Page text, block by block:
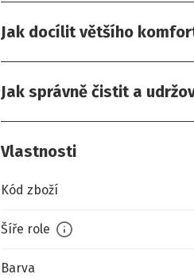
Jak docílit většího
Jak správně čistit a
Vlastnosti
Kód zboží
Šíře role
Barva